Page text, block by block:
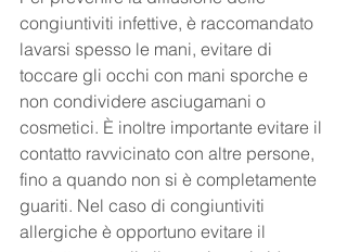
congiuntiviti infettive, è raccomandato
lavarsi spesso le mani, evitare di
toccare gli occhi con mani sporche e
non condividere asciugamani o
cosmetici. È inoltre importante evitare il
contatto ravvicinato con altre persone,
fino a quando non si è completamente
guariti. Nel caso di congiuntiviti
allergiche è opportuno evitare il